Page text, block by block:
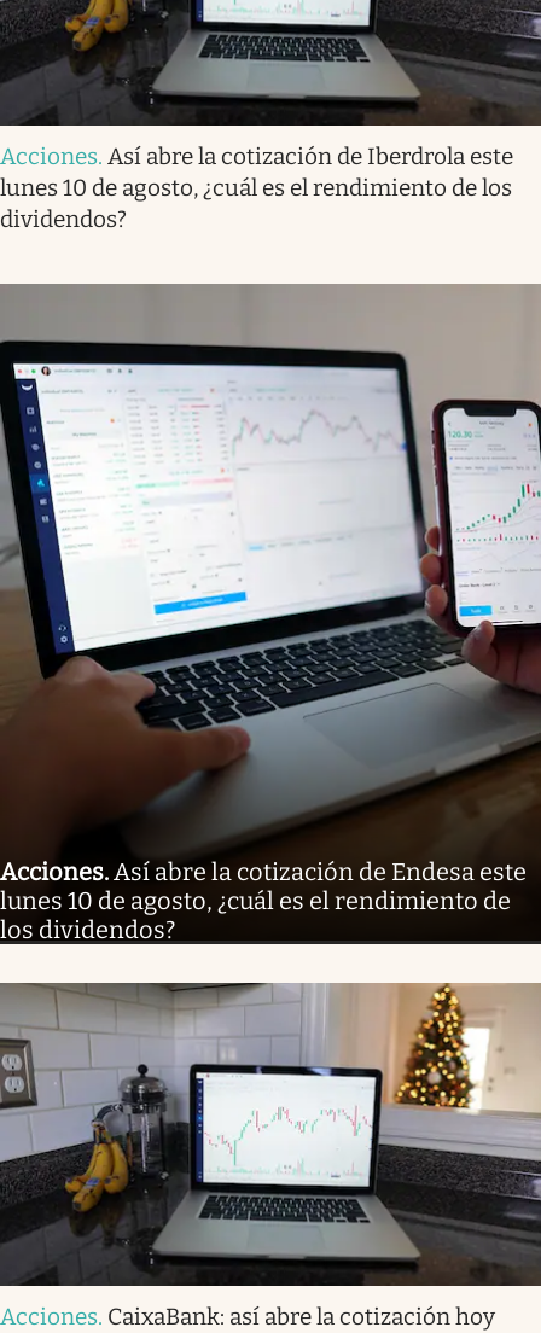
Acciones. Así abre la cotización de Iberdrola este
lunes 10 de agosto, ¿cuál es el rendimiento de los
dividendos?
Acciones. Así abre la cotización de Endesa este
lunes 10 de agosto, ¿cuál es el rendimiento de
los dividendos?
Acciones. CaixaBank: así abre la cotización hoy